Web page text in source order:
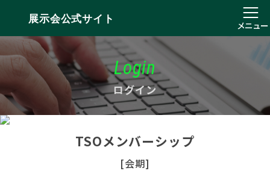
展示会公式サイト
メニュー
Login
ログイン
TSOメンバーシップ
[会期]